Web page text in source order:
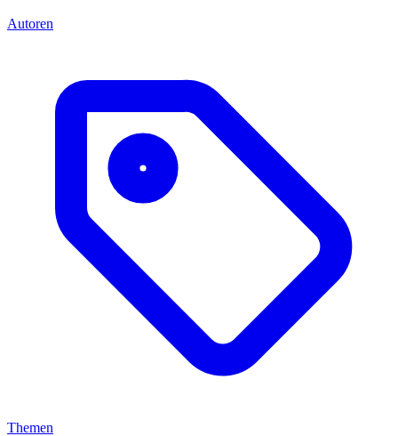
Autoren
Themen